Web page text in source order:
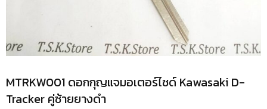
MTRKW001 ดอกกุญแจมอเตอร์ไซด์ Kawasaki D-
Tracker คู่ซ้ายยางดำ